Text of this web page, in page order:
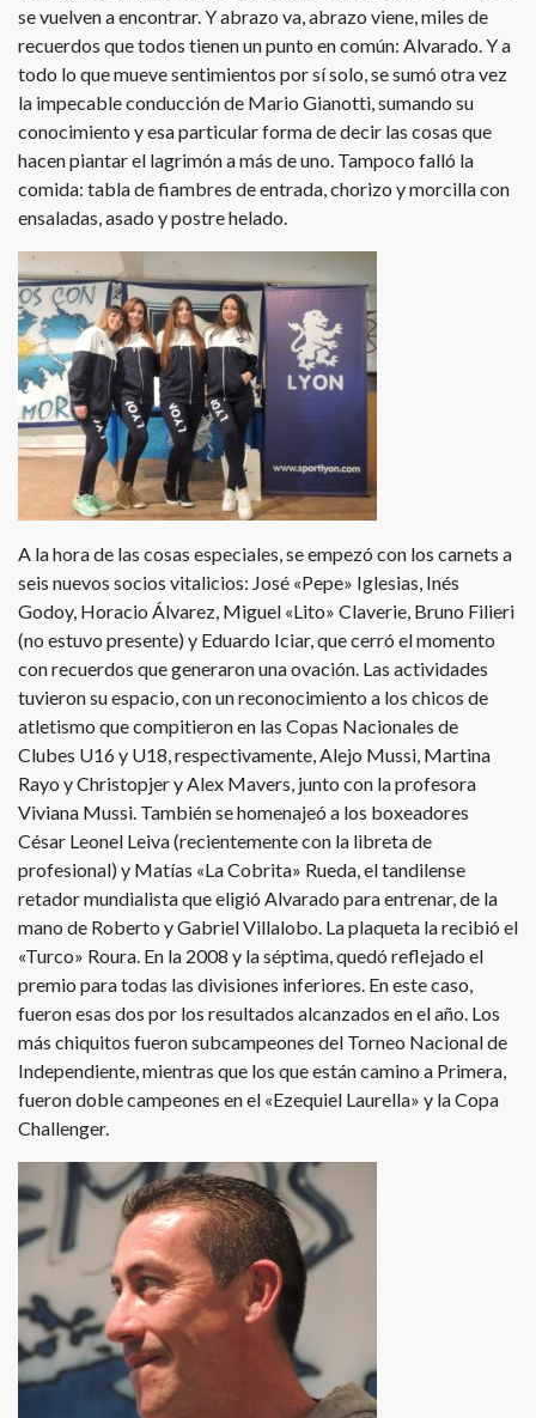
se vuelven a encontrar. Y abrazo va, abrazo viene, miles de
recuerdos que todos tienen un punto en común: Alvarado. Y a
todo lo que mueve sentimientos por sí solo, se sumó otra vez
la impecable conducción de Mario Gianotti, sumando su
conocimiento y esa particular forma de decir las cosas que
hacen piantar el lagrimón a más de uno. Tampoco falló la
comida: tabla de fiambres de entrada, chorizo y morcilla con
ensaladas, asado y postre helado.
A la hora de las cosas especiales, se empezó con los carnets a
seis nuevos socios vitalicios: José «Pepe» Iglesias, Inés
Godoy, Horacio Álvarez, Miguel «Lito» Claverie, Bruno Filieri
(no estuvo presente) y Eduardo Iciar, que cerró el momento
con recuerdos que generaron una ovación. Las actividades
tuvieron su espacio, con un reconocimiento a los chicos de
atletismo que compitieron en las Copas Nacionales de
Clubes U16 y U18, respectivamente, Alejo Mussi, Martina
Rayo y Christopjer y Alex Mavers, junto con la profesora
Viviana Mussi. También se homenajeó a los boxeadores
César Leonel Leiva (recientemente con la libreta de
profesional) y Matías «La Cobrita» Rueda, el tandilense
retador mundialista que eligió Alvarado para entrenar, de la
mano de Roberto y Gabriel Villalobo. La plaqueta la recibió el
«Turco» Roura. En la 2008 y la séptima, quedó reflejado el
premio para todas las divisiones inferiores. En este caso,
fueron esas dos por los resultados alcanzados en el año. Los
más chiquitos fueron subcampeones del Torneo Nacional de
Independiente, mientras que los que están camino a Primera,
fueron doble campeones en el «Ezequiel Laurella» y la Copa
Challenger.